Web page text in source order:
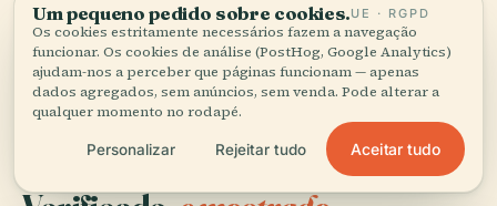
Um pequeno pedido sobre cookies.UE · RGPD
Os cookies estritamente necessários fazem a navegação
funcionar. Os cookies de análise (PostHog, Google Analytics)
ajudam-nos a perceber que páginas funcionam — apenas
dados agregados, sem anúncios, sem venda. Pode alterar a
qualquer momento no rodapé.
Personalizar Rejeitar tudo Aceitar tudo